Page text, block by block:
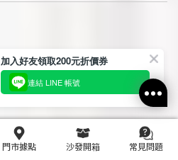
門市據點 沙發開箱 常見問題
加入好友領取200元折價券
連結 LINE 帳號